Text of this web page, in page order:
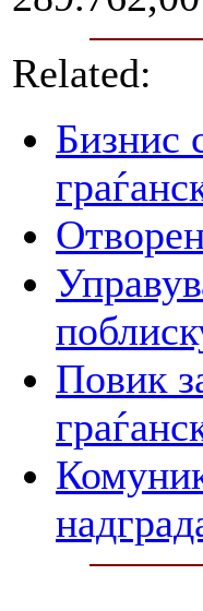
Related:
Бизнис
Повик